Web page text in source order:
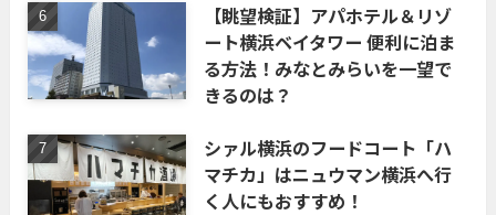
【眺望検証】アパホテル＆リゾ
ート横浜ベイタワー 便利に泊ま
る方法！みなとみらいを一望で
きるのは？
シァル横浜のフードコート「ハ
マチカ」はニュウマン横浜へ行
く人にもおすすめ！